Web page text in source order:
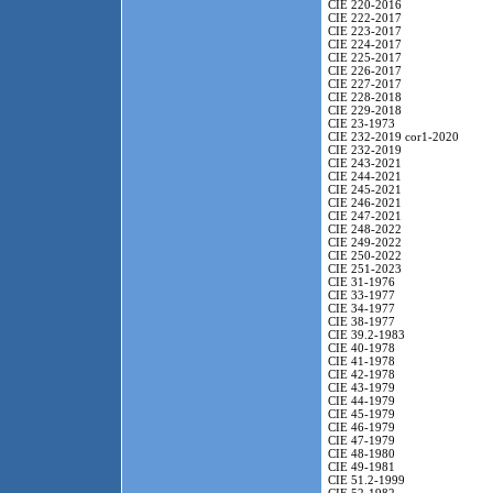
CIE 220-2016
CIE 222-2017
CIE 223-2017
CIE 224-2017
CIE 225-2017
CIE 226-2017
CIE 227-2017
CIE 228-2018
CIE 229-2018
CIE 23-1973
CIE 232-2019 cor1-2020
CIE 232-2019
CIE 243-2021
CIE 244-2021
CIE 245-2021
CIE 246-2021
CIE 247-2021
CIE 248-2022
CIE 249-2022
CIE 250-2022
CIE 251-2023
CIE 31-1976
CIE 33-1977
CIE 34-1977
CIE 38-1977
CIE 39.2-1983
CIE 40-1978
CIE 41-1978
CIE 42-1978
CIE 43-1979
CIE 44-1979
CIE 45-1979
CIE 46-1979
CIE 47-1979
CIE 48-1980
CIE 49-1981
CIE 51.2-1999